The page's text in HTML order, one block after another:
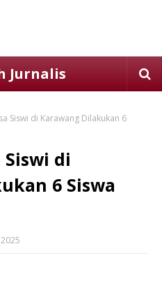
Jurnalis
Siswi di Karawang Dilakukan 6
Siswi di
6 Siswa